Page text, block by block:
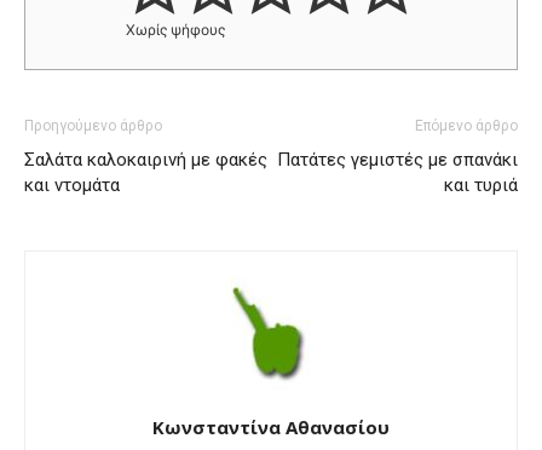
Χωρίς ψήφους
Προηγούμενο άρθρο
Σαλάτα καλοκαιρινή με φακές
και ντομάτα
Επόμενο άρθρο
Πατάτες γεμιστές με σπανάκι
και τυριά
Κωνσταντίνα Αθανασίου